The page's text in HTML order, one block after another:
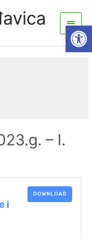
Main
Menu
– I.
i
DOWNLOAD